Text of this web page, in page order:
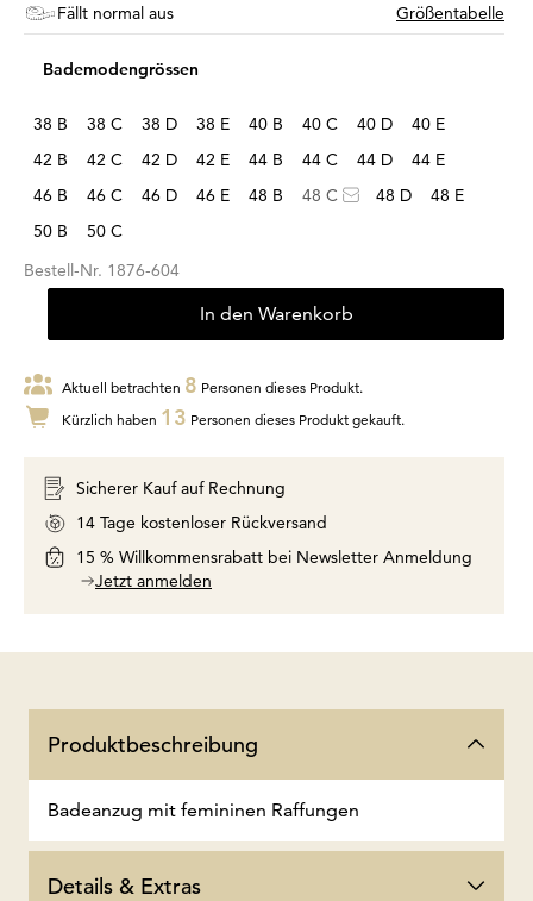
Fällt normal aus Größentabelle
Bademodengrössen
38 B 38 C 38 D 38 E 40 B 40 C 40 D
40 E
42 B
42 C 42 D 42 E 44 B 44 C 44 D
44 E
46 B
46 C 46 D 46 E 48 B 48 C 48 D
48 E
50 B
50 C
Bestell-Nr. 1876-604
In den Warenkorb
Aktuell betrachten 8 Personen dieses Produkt.
Kürzlich haben 13 Personen dieses Produkt gekauft.
Sicherer Kauf auf Rechnung
14 Tage kostenloser Rückversand
15 % Willkommensrabatt bei Newsletter Anmeldung
Jetzt anmelden
Produktbeschreibung
Badeanzug mit femininen Raffungen
Details & Extras